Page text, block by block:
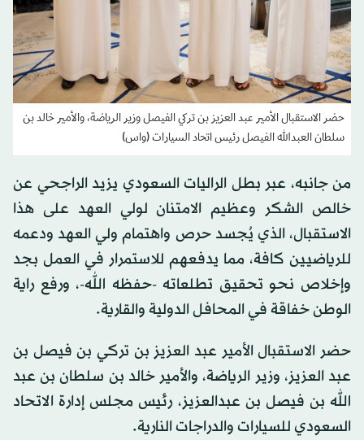
حضر الاستقبال الأمير عبد العزيز بن تركي الفيصل وزير الرياضة، والأمير خالد بن
سلطان العبدالله الفيصل رئيس اتحاد السيارات (واس)
من جانبه، عبر بطل الراليات السعودي يزيد الراجحي عن
خالص الشكر وعظيم الامتنان لولي العهد على هذا
الاستقبال، الذي يُجسد حرص واهتمام ولي العهد ودعمه
للرياضيين كافة، مما يدفعهم للاستمرار في العمل بجد
وإخلاص نحو تحقيق تطلعاته -حفظه الله-، ورفع راية
الوطن خفاقة في المحافل الدولية والقارية.
حضر الاستقبال الأمير عبد العزيز بن تركي بن فيصل بن
عبد العزيز، وزير الرياضة، والأمير خالد بن سلطان بن عبد
الله بن فيصل بن عبدالعزيز، رئيس مجلس إدارة الاتحاد
السعودي للسيارات والدراجات النارية.